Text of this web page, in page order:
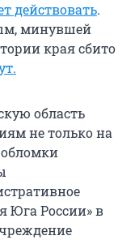
действовать.
минувшей
края сбито
область
не только на
обломки
Юга России» в